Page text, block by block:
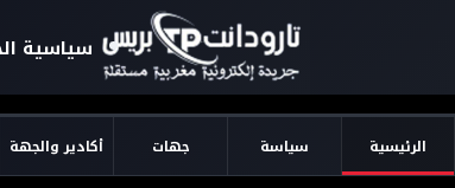
سياسية
الرئيسية سياسة جهات أكادير والجهة